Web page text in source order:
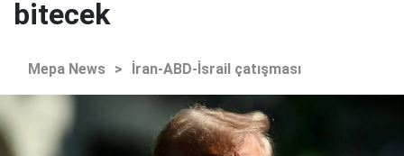
bitecek
Mepa News > İran-ABD-İsrail çatışması